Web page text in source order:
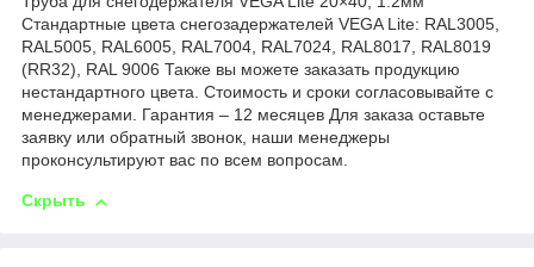
Стандартные цвета снегозадержателей VEGA Lite: RAL3005,
RAL5005, RAL6005, RAL7004, RAL7024, RAL8017, RAL8019
(RR32), RAL 9006 Также вы можете заказать продукцию
нестандартного цвета. Стоимость и сроки согласовывайте с
менеджерами. Гарантия – 12 месяцев Для заказа оставьте
заявку или обратный звонок, наши менеджеры
проконсультируют вас по всем вопросам.
Скрыть